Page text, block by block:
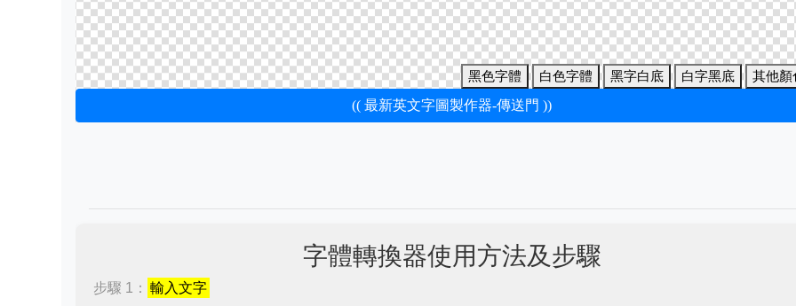
黑色字體 白色字體 黑字白底 白字黑底 其他
(( 最新英文字圖製作器-傳送門 ))
字體轉換器使用方法及步驟
步驟 1： 輸入文字